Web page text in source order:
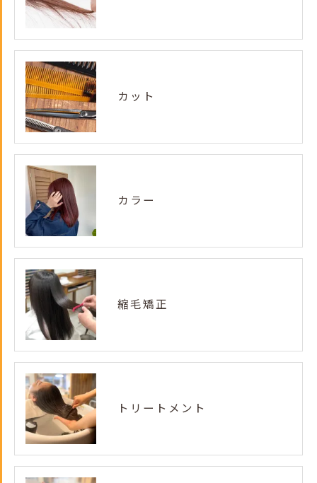
カット
カラー
縮毛矯正
トリートメント